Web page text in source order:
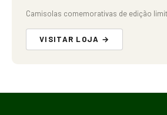
Camisolas comemorativas de edição
VISITAR LOJA →